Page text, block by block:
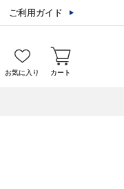
ご利用ガイド
お気に入り カート